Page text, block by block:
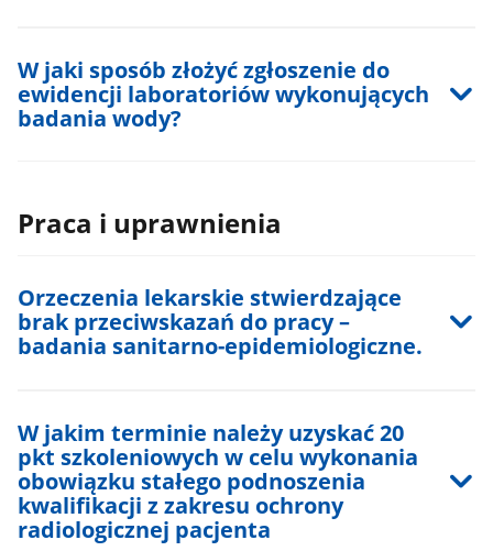
W jaki sposób złożyć zgłoszenie do
ewidencji laboratoriów wykonujących
badania wody?
Praca i uprawnienia
Orzeczenia lekarskie stwierdzające
brak przeciwskazań do pracy –
badania sanitarno-epidemiologiczne.
W jakim terminie należy uzyskać 20
pkt szkoleniowych w celu wykonania
obowiązku stałego podnoszenia
kwalifikacji z zakresu ochrony
radiologicznej pacjenta